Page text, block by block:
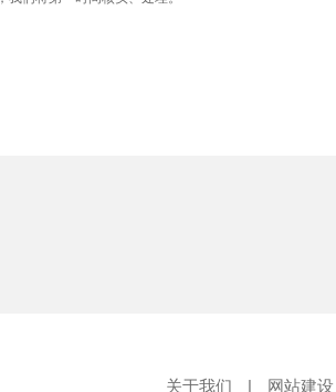
关于我们 | 网站建设